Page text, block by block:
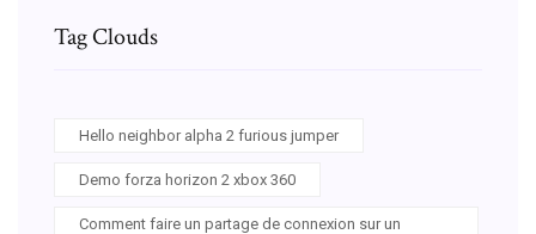
Tag Clouds
Hello neighbor alpha 2 furious jumper
Demo forza horizon 2 xbox 360
Comment faire un partage de connexion sur un